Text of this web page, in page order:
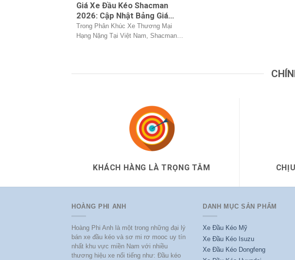
Giá Xe Đầu Kéo Shacman
2026: Cập Nhật Bảng Giá
Mới Nhất
Trong Phân Khúc Xe Thương Mại
Hạng Nặng Tại Việt Nam, Shacman
KHÁCH HÀNG LÀ TRỌNG TÂM
HOÀNG PHI ANH
Hoàng Phi Anh là một trong những đại lý
bán xe đầu kéo và sơ mi rơ mooc uy tín
nhất khu vực miền Nam với nhiều
thương hiệu xe nổi tiếng như: Đầu kéo
DANH MỤC SẢN PHẨM
Xe Đầu Kéo Mỹ
Xe Đầu Kéo Isuzu
Xe Đầu Kéo Dongfeng